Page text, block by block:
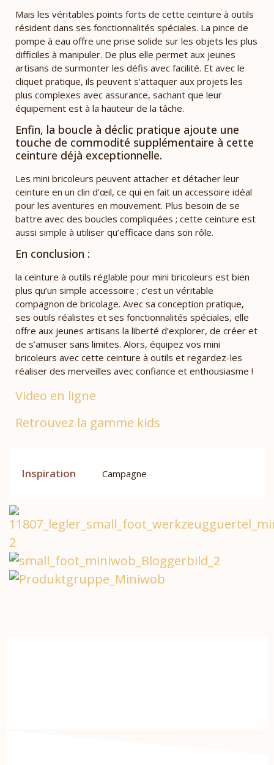
Mais les véritables points forts de cette ceinture à outils
résident dans ses fonctionnalités spéciales. La pince de
pompe à eau offre une prise solide sur les objets les plus
difficiles à manipuler. De plus elle permet aux jeunes
artisans de surmonter les défis avec facilité. Et avec le
cliquet pratique, ils peuvent s’attaquer aux projets les
plus complexes avec assurance, sachant que leur
équipement est à la hauteur de la tâche.
Enfin, la boucle à déclic pratique ajoute une
touche de commodité supplémentaire à cette
ceinture déjà exceptionnelle.
Les mini bricoleurs peuvent attacher et détacher leur
ceinture en un clin d’œil, ce qui en fait un accessoire idéal
pour les aventures en mouvement. Plus besoin de se
battre avec des boucles compliquées ; cette ceinture est
aussi simple à utiliser qu’efficace dans son rôle.
En conclusion :
la ceinture à outils réglable pour mini bricoleurs est bien
plus qu’un simple accessoire ; c’est un véritable
compagnon de bricolage. Avec sa conception pratique,
ses outils réalistes et ses fonctionnalités spéciales, elle
offre aux jeunes artisans la liberté d’explorer, de créer et
de s’amuser sans limites. Alors, équipez vos mini
bricoleurs avec cette ceinture à outils et regardez-les
réaliser des merveilles avec confiance et enthousiasme !
Video en ligne
Retrouvez la gamme kids
Inspiration Campagne